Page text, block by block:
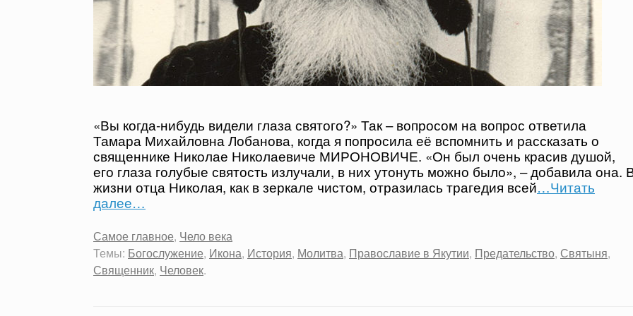
«Вы когда-нибудь видели глаза святого?» Так – вопросом на вопрос ответила
Тамара Михайловна Лобанова, когда я попросила её вспомнить и рассказать о
священнике Николае Николаевиче МИРОНОВИЧЕ. «Он был очень красив душой,
его глаза голубые святость излучали, в них утонуть можно было», – добавила она.
жизни отца Николая, как в зеркале чистом, отразилась трагедия всей…Читать
далее…
Самое главное, Чело века
Темы: Богослужение, Икона, История, Молитва, Православие в Якутии, Предательство, Святыня,
Священник, Человек.